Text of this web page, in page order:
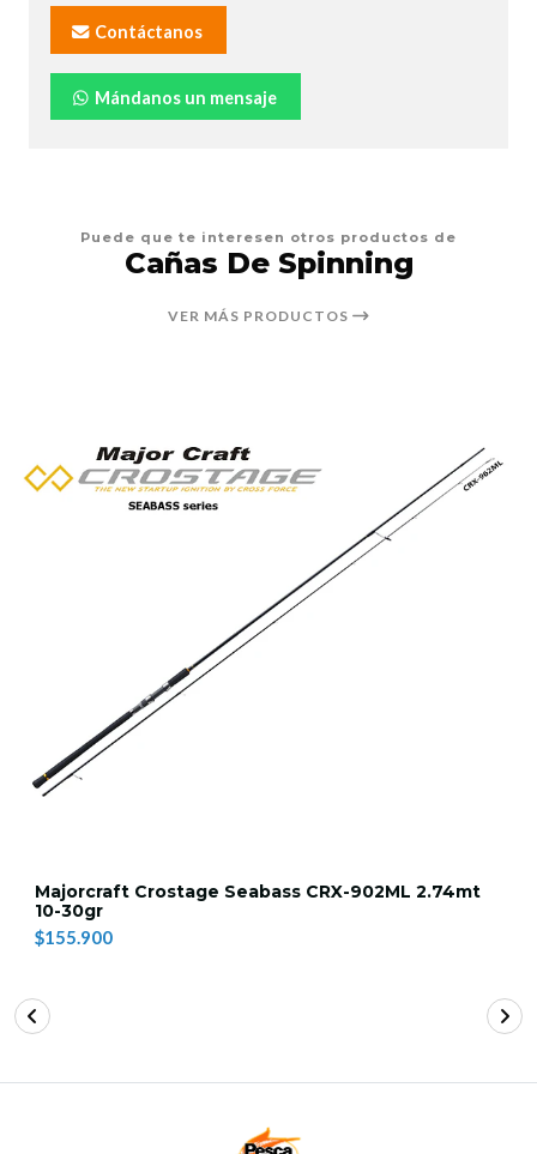
Contáctanos
Mándanos un mensaje
Puede que te interesen otros productos de
Cañas De Spinning
VER MÁS PRODUCTOS
Majorcraft Crostage Seabass CRX-902ML 2.74mt
10-30gr
$155.900